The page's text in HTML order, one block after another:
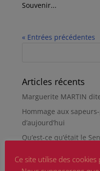
Souvenir...
« Entrées précédentes
Articles récents
Marguerite MARTIN
Hommage aux
d’aujourd’hui
Qu’est-ce qu’était le
La revue « Entre les
Ce site utilise des